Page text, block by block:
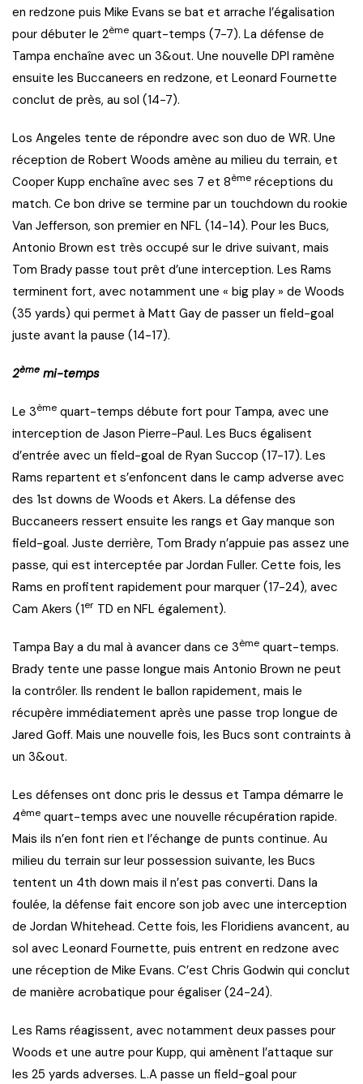
en redzone puis Mike Evans se bat et arrache l’égalisation
pour débuter le 2ème quart-temps (7-7). La défense de
Tampa enchaîne avec un 3&out. Une nouvelle DPI ramène
ensuite les Buccaneers en redzone, et Leonard Fournette
conclut de près, au sol (14-7).
Los Angeles tente de répondre avec son duo de WR. Une
réception de Robert Woods amène au milieu du terrain, et
Cooper Kupp enchaîne avec ses 7 et 8ème réceptions du
match. Ce bon drive se termine par un touchdown du rookie
Van Jefferson, son premier en NFL (14-14). Pour les Bucs,
Antonio Brown est très occupé sur le drive suivant, mais
Tom Brady passe tout prêt d’une interception. Les Rams
terminent fort, avec notamment une « big play » de Woods
(35 yards) qui permet à Matt Gay de passer un field-goal
juste avant la pause (14-17).
2ème mi-temps
Le 3ème quart-temps débute fort pour Tampa, avec une
interception de Jason Pierre-Paul. Les Bucs égalisent
d’entrée avec un field-goal de Ryan Succop (17-17). Les
Rams repartent et s’enfoncent dans le camp adverse avec
des 1st downs de Woods et Akers. La défense des
Buccaneers ressert ensuite les rangs et Gay manque son
field-goal. Juste derrière, Tom Brady n’appuie pas assez une
passe, qui est interceptée par Jordan Fuller. Cette fois, les
Rams en profitent rapidement pour marquer (17-24), avec
Cam Akers (1er TD en NFL également).
Tampa Bay a du mal à avancer dans ce 3ème quart-temps.
Brady tente une passe longue mais Antonio Brown ne peut
la contrôler. Ils rendent le ballon rapidement, mais le
récupère immédiatement après une passe trop longue de
Jared Goff. Mais une nouvelle fois, les Bucs sont contraints à
un 3&out.
Les défenses ont donc pris le dessus et Tampa démarre le
4ème quart-temps avec une nouvelle récupération rapide.
Mais ils n’en font rien et l’échange de punts continue. Au
milieu du terrain sur leur possession suivante, les Bucs
tentent un 4th down mais il n’est pas converti. Dans la
foulée, la défense fait encore son job avec une interception
de Jordan Whitehead. Cette fois, les Floridiens avancent, au
sol avec Leonard Fournette, puis entrent en redzone avec
une réception de Mike Evans. C’est Chris Godwin qui conclut
de manière acrobatique pour égaliser (24-24).
Les Rams réagissent, avec notamment deux passes pour
Woods et une autre pour Kupp, qui amènent l’attaque sur
les 25 yards adverses. L.A passe un field-goal pour